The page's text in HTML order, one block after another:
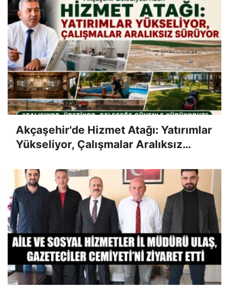
Akçaşehir'de Hizmet Atağı: Yatırımlar
Yükseliyor, Çalışmalar Aralıksız